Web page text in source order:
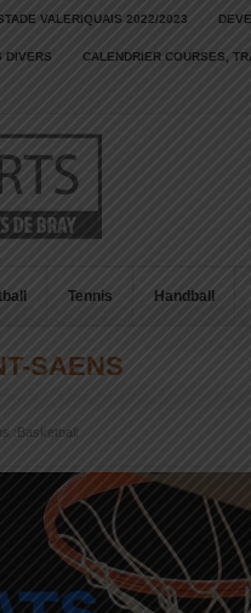
VALERIQUAIS 2022/2023
DIVERS CALENDRIER COURSES,
Tennis Handball
SAENS
: Basketball